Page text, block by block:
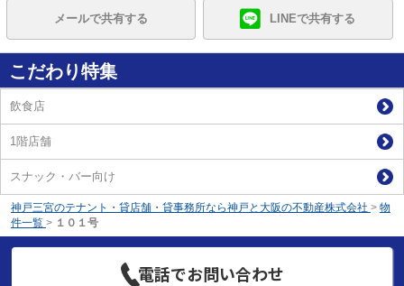
メールで共有する LINEで共有する
こだわり特集
飲食店
1階店舗
スナック・バー向け
神戸三宮のテナント・貸店舗・貸事務所なら神戸と大阪の不動産株式会社 > 物
件一覧 > １０１号
電話でお問い合わせ